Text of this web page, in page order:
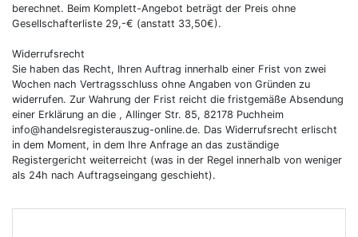
berechnet. Beim Komplett-Angebot beträgt der Preis ohne
Gesellschafterliste 29,-€ (anstatt 33,50€).
Widerrufsrecht
Sie haben das Recht, Ihren Auftrag innerhalb einer Frist von zwei
Wochen nach Vertragsschluss ohne Angaben von Gründen zu
widerrufen. Zur Wahrung der Frist reicht die fristgemäße Absendung
einer Erklärung an die , Allinger Str. 85, 82178 Puchheim
info@handelsregisterauszug-online.de. Das Widerrufsrecht erlischt
in dem Moment, in dem Ihre Anfrage an das zuständige
Registergericht weiterreicht (was in der Regel innerhalb von weniger
als 24h nach Auftragseingang geschieht).